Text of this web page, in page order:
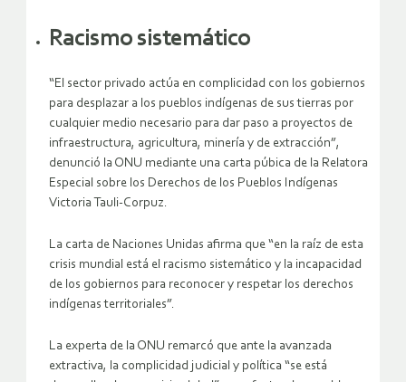
Racismo sistemático
“El sector privado actúa en complicidad con los gobiernos
para desplazar a los pueblos indígenas de sus tierras por
cualquier medio necesario para dar paso a proyectos de
infraestructura, agricultura, minería y de extracción”,
denunció la ONU mediante una carta púbica de la Relatora
Especial sobre los Derechos de los Pueblos Indígenas
Victoria Tauli-Corpuz.
La carta de Naciones Unidas afirma que “en la raíz de esta
crisis mundial está el racismo sistemático y la incapacidad
de los gobiernos para reconocer y respetar los derechos
indígenas territoriales”.
La experta de la ONU remarcó que ante la avanzada
extractiva, la complicidad judicial y política “se está